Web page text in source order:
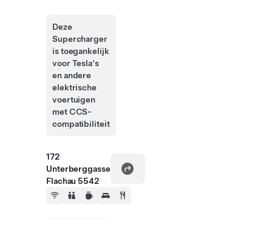
Deze
Supercharger
is toegankelijk
voor Tesla's
en andere
elektrische
voertuigen
met CCS-
compatibiliteit
172
Unterberggasse
Flachau 5542